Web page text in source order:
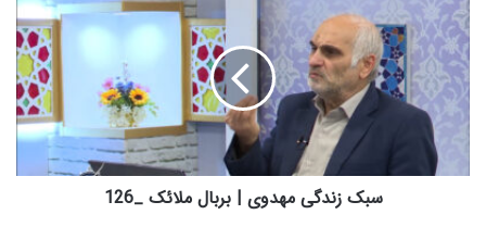
م
ک
ا
ن
ا
ت
ض
ب
ک
ز
ن
د
گ
م
سبک زندگی مهدوی | بربال ملائک _126